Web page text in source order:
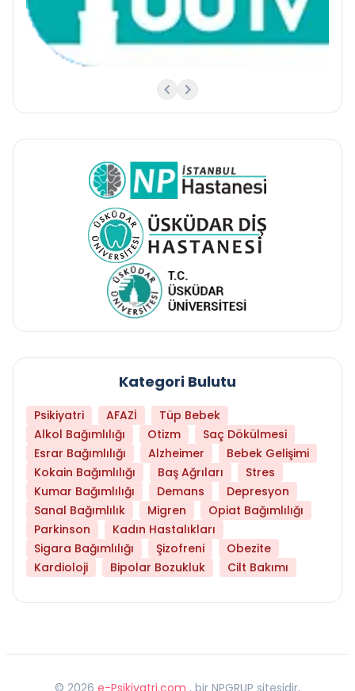
Kategori Bulutu
Psikiyatri AFAZİ
Tüp Bebek
Alkol Bağımlılığı
Otizm
Saç Dökülmesi
Esrar Bağımlılığı
Alzheimer
Bebek Gelişimi
Kokain Bağımlılığı
Baş Ağrıları
Stres
Kumar Bağımlılığı
Demans
Depresyon
Sanal Bağımlılık
Migren
Opiat Bağımlılığı
Parkinson
Kadın Hastalıkları
Sigara Bağımlılığı
Şizofreni
Obezite
Kardioloji
Bipolar Bozukluk Cilt Bakımı
© 2026 e-Psikiyatri.com , bir NPGRUP sitesidir,